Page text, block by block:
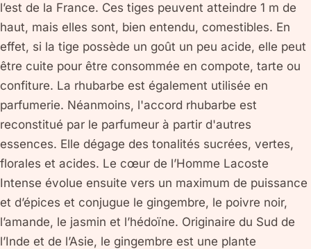
l’est de la France. Ces tiges peuvent atteindre 1 m de
haut, mais elles sont, bien entendu, comestibles. En
effet, si la tige possède un goût un peu acide, elle peut
être cuite pour être consommée en compote, tarte ou
confiture. La rhubarbe est également utilisée en
parfumerie. Néanmoins, l'accord rhubarbe est
reconstitué par le parfumeur à partir d'autres
essences. Elle dégage des tonalités sucrées, vertes,
florales et acides. Le cœur de l’Homme Lacoste
Intense évolue ensuite vers un maximum de puissance
et d’épices et conjugue le gingembre, le poivre noir,
l’amande, le jasmin et l’hédoïne. Originaire du Sud de
l’Inde et de l’Asie, le gingembre est une plante